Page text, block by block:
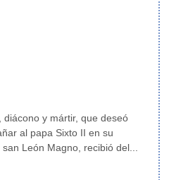
diácono y mártir, que deseó
al papa Sixto II en su
León Magno, recibió del